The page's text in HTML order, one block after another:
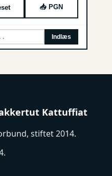
Nxa7 50.
c3+ 56.
h7 Rb5
📥 PGN
Indlæs
Kattuffiat
stiftet 2014.